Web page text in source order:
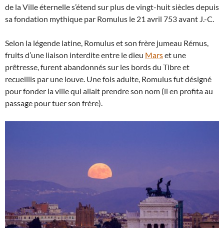
de la Ville éternelle s’étend sur plus de vingt-huit siècles depuis
sa fondation mythique par Romulus le 21 avril 753 avant J.-C.
Selon la légende latine, Romulus et son frère jumeau Rémus,
fruits d’une liaison interdite entre le dieu Marset une
prêtresse, furent abandonnés sur les bords du Tibre et
recueillis par une louve. Une fois adulte, Romulus fut désigné
pour fonder la ville qui allait prendre son nom (il en profita au
passage pour tuer son frère).